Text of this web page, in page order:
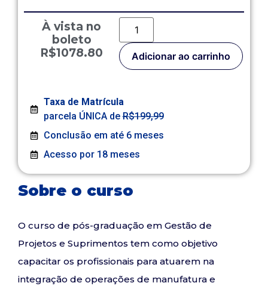
À vista no
boleto
R$1078.80
Adicionar ao carrinho
Taxa de Matrícula
parcela ÚNICA deR$199,99
Conclusão em até 6 meses
Acesso por 18 meses
Sobre o curso
O curso de pós-graduação em Gestão de
Projetos e Suprimentos tem como objetivo
capacitar os profissionais para atuarem na
integração de operações de manufatura e